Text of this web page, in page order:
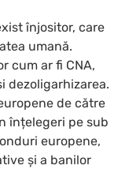
înjositor, care
umană.
cum ar fi CNA,
dezoligarhizarea.
de către
înțelegeri pe sub
europene,
și a banilor